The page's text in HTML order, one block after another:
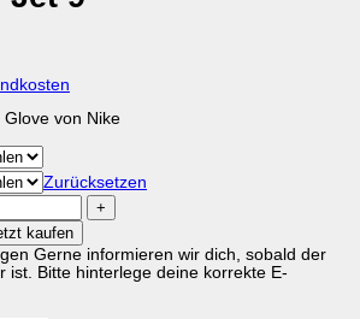
Glove von Nike
Zurücksetzen
kaufen
Gerne informieren wir dich, sobald der
ist. Bitte hinterlege deine korrekte E-